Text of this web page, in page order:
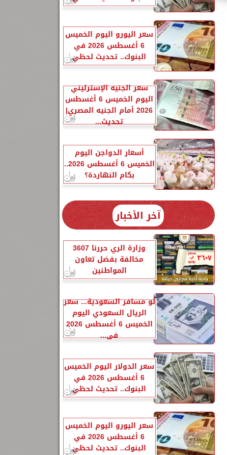
سعر اليورو اليوم الخميس
6 أغسطس 2026 في
البنوك.. تحديث لحظي
سعر الجنيه الإسترليني
اليوم الخميس 6 أغسطس
2026 أمام الجنيه المصري|
تحديث...
أسعار الدواجن اليوم
الخميس 6 أغسطس 2026..
بكام النهاردة؟
آخر الأخبار
وزارة الري حررنا 3607
مخالفة بفضل تعاون
المواطنين
لو مسافر السعودية... سعر
الريال السعودي اليوم
الخميس 6 أغسطس 2026
في...
سعر الدولار اليوم الخميس
6 أغسطس 2026 في
البنوك.. تحديث لحظي
سعر اليورو اليوم الخميس
6 أغسطس 2026 في
البنوك.. تحديث لحظي